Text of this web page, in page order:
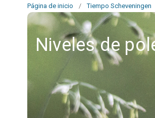
Página de inicio / Tiempo Scheveningen
Niveles de